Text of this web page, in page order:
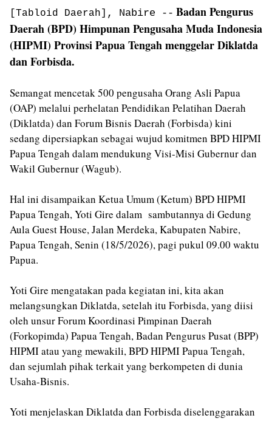
[Tabloid Daerah] , Nabire -- Badan Pengurus
Daerah (BPD) Himpunan Pengusaha Muda Indonesia
(HIPMI) Provinsi Papua Tengah menggelar Diklatda
dan Forbisda.
Semangat mencetak 500 pengusaha Orang Asli Papua
(OAP) melalui perhelatan Pendidikan Pelatihan Daerah
(Diklatda) dan Forum Bisnis Daerah (Forbisda) kini
sedang dipersiapkan sebagai wujud komitmen BPD HIPMI
Papua Tengah dalam mendukung Visi-Misi Gubernur dan
Wakil Gubernur (Wagub).
Hal ini disampaikan Ketua Umum (Ketum) BPD HIPMI
Papua Tengah, Yoti Gire dalam sambutannya di Gedung
Aula Guest House, Jalan Merdeka, Kabupaten Nabire,
Papua Tengah, Senin (18/5/2026), pagi pukul 09.00 waktu
Papua.
Yoti Gire mengatakan pada kegiatan ini, kita akan
melangsungkan Diklatda, setelah itu Forbisda, yang diisi
oleh unsur Forum Koordinasi Pimpinan Daerah
(Forkopimda) Papua Tengah, Badan Pengurus Pusat (BPP)
HIPMI atau yang mewakili, BPD HIPMI Papua Tengah,
dan sejumlah pihak terkait yang berkompeten di dunia
Usaha-Bisnis.
Yoti menjelaskan Diklatda dan Forbisda diselenggarakan